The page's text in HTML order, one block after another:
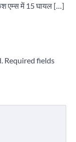
एम्स में 15 घायल […]
Required fields